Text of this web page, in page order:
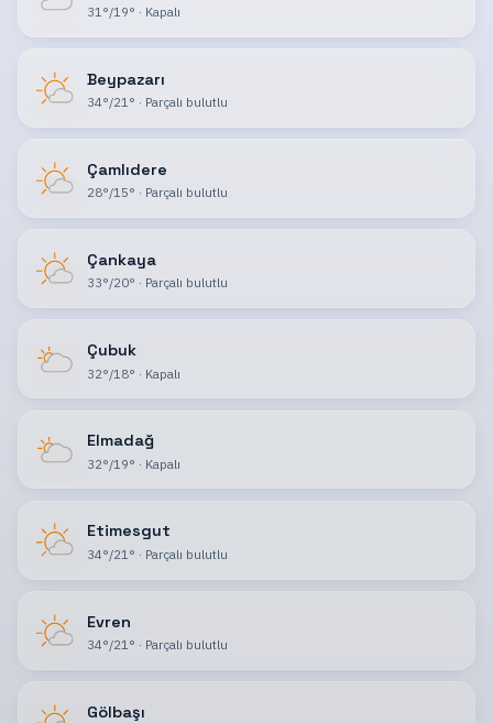
31 °/19° · Kapalı
Beypazarı
34°/21° · Parçalı bulutlu
Çamlıdere
28°/15° · Parçalı bulutlu
Çankaya
33°/20° · Parçalı bulutlu
Çubuk
32°/18° · Kapalı
Elmadağ
32°/19° · Kapalı
Etimesgut
34°/21 ° · Parçalı bulutlu
Evren
34°/21° · Parçalı bulutlu
Gölbaşı